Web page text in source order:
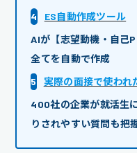
4
ES自動作成ツール
AIが【志望動機・自己
全てを自動で作成
5
実際の面接で使われ
400社の企業が就活生
りされやすい質問も把